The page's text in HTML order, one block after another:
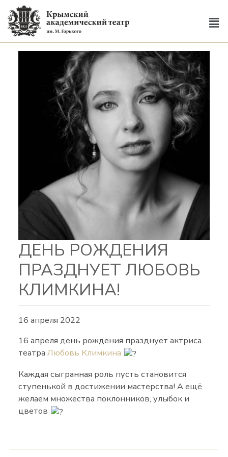
ДЕНЬ РОЖДЕНИЯ
ПРАЗДНУЕТ ЛЮБОВЬ
КЛИМКИНА!
16 апреля 2022
16 апреля день рождения празднует актриса
театраЛюбовь Климкина
Каждая сыгранная роль пусть становится
ступенькой в достижении мастерства! А ещё
желаем множества поклонников, улыбок и
цветов